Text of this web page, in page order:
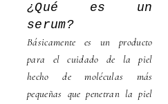
¿Qué es un
serum?
Básicamente es un producto
para el cuidado de la piel
hecho de moléculas más
pequeñas que penetran la piel